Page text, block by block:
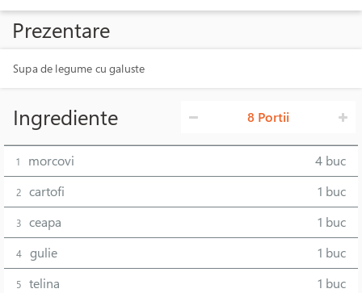
Prezentare
Supa de legume cu galuste
Ingrediente 8 Portii
1 morcovi 4 buc
2 cartofi 1 buc
3 ceapa 1 buc
4 gulie 1 buc
5 telina 1 buc